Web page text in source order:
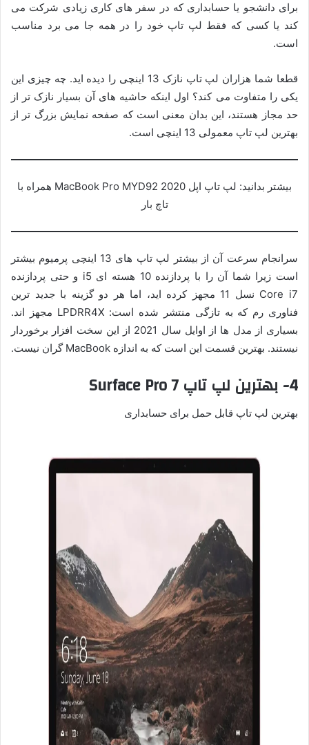
برای دانشجو یا حسابداری که در سفر های کاری زیادی شرکت می
کند یا کسی که فقط لپ تاپ خود را در همه جا می برد مناسب
است.
قطعا شما هزاران لپ تاپ نازک 13 اینچی را دیده اید. چه چیزی این
یکی را متفاوت می کند؟ اول اینکه حاشیه های آن بسیار نازک تر از
حد مجاز هستند، این بدان معنی است که صفحه نمایش بزرگ تر از
بهترین لپ تاپ معمولی 13 اینچی است.
بیشتر بدانید: لپ تاپ اپل MacBook Pro MYD92 2020 همراه با
تاچ بار
سرانجام سرعت آن از بیشتر لپ تاپ های 13 اینچی پرمیوم بیشتر
است زیرا شما آن را با پردازنده 10 هسته ای i5 و حتی پردازنده
Core i7 نسل 11 مجهز کرده اید، اما هر دو گزینه با جدید ترین
فناوری رم که به تازگی منتشر شده است: LPDRR4X مجهز اند.
بسیاری از مدل ها از اوایل سال 2021 از این سخت افزار برخوردار
نیستند. بهترین قسمت این است که به اندازه MacBook گران نیست.
4- بهترین لپ تاپ Surface Pro 7
بهترین لپ تاپ قابل حمل برای حسابداری